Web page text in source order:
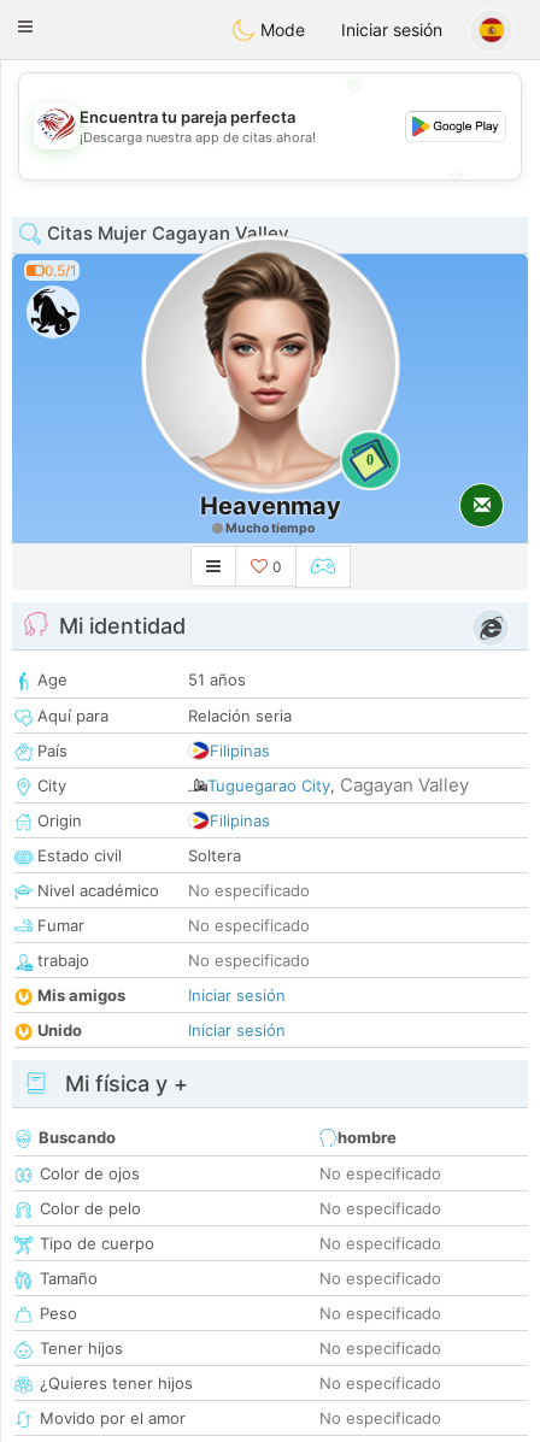
StatesDating
Toggle
Mode Iniciar sesión
💖
Encuentra tu pareja perfecta
¡Descarga nuestra app de citas ahora!
Citas Mujer Cagayan Valley
0.5/1
0
Heavenmay
Mucho tiempo
0
Mi identidad
Age
51 años
Aquí para
Relación seria
País
Filipinas
City
Tuguegarao City, Cagayan Valley
Origin
Filipinas
Estado civil
Soltera
Nivel académico
No especificado
Fumar
No especificado
trabajo
No especificado
Mis amigos
Iniciar sesión
Unido
Iniciar sesión
Mi física y +
Buscando
hombre
Color de ojos
No especificado
Color de pelo
No especificado
Tipo de cuerpo
No especificado
Tamaño
No especificado
Peso
No especificado
Tener hijos
No especificado
¿Quieres tener hijos
No especificado
Movido por el amor
No especificado